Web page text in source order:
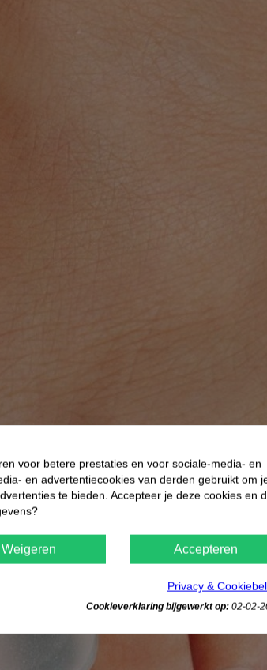
voor betere prestaties en voor sociale-media- en
en advertentiecookies van derden gebruikt om
te bieden. Accepteer je deze cookies en
Weigeren Accepteren
Privacy &
Cookieverklaring bijgewerkt op: 02-02-